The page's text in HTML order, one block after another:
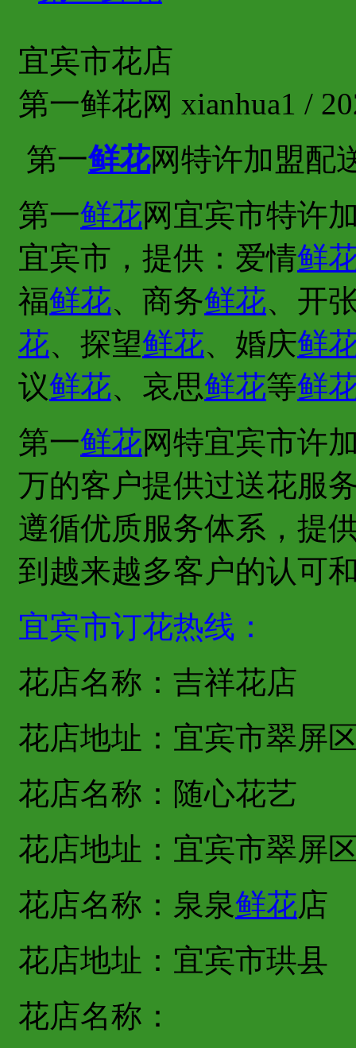
宜宾市花店
第一鲜花网 xianhua1 /
第一鲜花网特许加盟
第一鲜花网宜宾市特许
宜宾市，提供：爱情鲜
福鲜花、商务鲜花、开
花、探望鲜花、婚庆鲜
议鲜花、哀思鲜花等鲜
第一鲜花网特宜宾市许
万的客户提供过送花服
遵循优质服务体系，提
到越来越多客户的认可
宜宾市订花热线：
花店名称：吉祥花店
花店地址：宜宾市翠屏
花店名称：随心花艺
花店地址：宜宾市翠屏
花店名称：泉泉鲜花店
花店地址：宜宾市珙县
花店名称：